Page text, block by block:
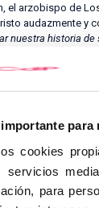
para
cookies
servicios
para
el arzobispo de
audazmente y
nuestra historia de
y para todos los
que “el Evangelio
ha sido
dentro de su
“la verdadera